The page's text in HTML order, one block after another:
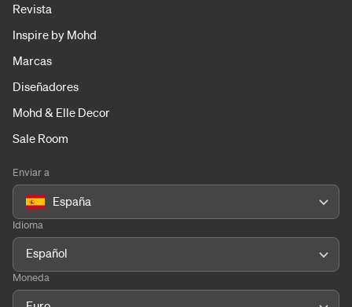
Revista
Inspire by Mohd
Marcas
Diseñadores
Mohd & Elle Decor
Sale Room
Enviar a
España
Idioma
Español
Moneda